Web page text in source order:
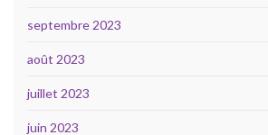
septembre 2023
août 2023
juillet 2023
juin 2023